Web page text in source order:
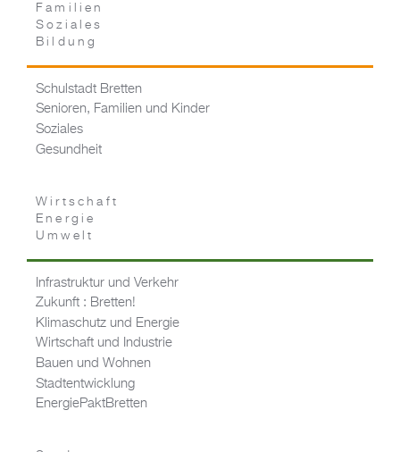
Familien
Soziales
Bildung
Schulstadt Bretten
Senioren, Familien und Kinder
Soziales
Gesundheit
Wirtschaft
Energie
Umwelt
Infrastruktur und Verkehr
Zukunft : Bretten!
Klimaschutz und Energie
Wirtschaft und Industrie
Bauen und Wohnen
Stadtentwicklung
EnergiePaktBretten